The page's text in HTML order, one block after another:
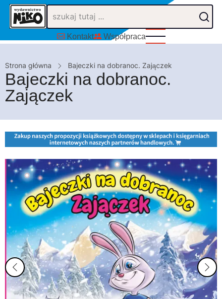
Przejdź
treści
Kontakt Współpraca
Ścieżka
nawigacyjna
Strona główna Bajeczki na dobranoc. Zajączek
Bajeczki na dobranoc.
Zajączek